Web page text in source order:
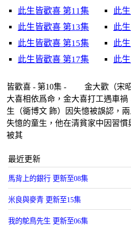
此生皆歡喜 第11集
此
此生皆歡喜 第13集
此
此生皆歡喜 第15集
此
此生皆歡喜 第17集
此
皆歡喜 - 第10集 - 金大歡（宋昭
大喜相依爲命，金大喜打工遇車
生（衚博文 飾）因失憶被誤認，
失憶的童生，他在清貧家中因習
被其
最近更新
馬背上的銀行 更新至08集
米良與麥青 更新至15集
我的鴕鳥先生 更新至06集